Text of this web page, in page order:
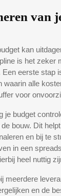
van
kan
is het zeker
eerste stap
waarin alle
voor
je budget
bouw. Dit
en bij te
in een
heel nuttig
meerdere
en de